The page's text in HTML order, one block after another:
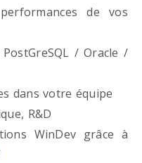
de vos
/ Oracle /
dans votre équipe
R&D
WinDev grâce à